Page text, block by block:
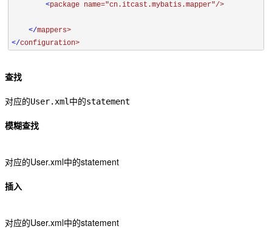
<package name="cn.itcast.mybatis.mapper"/>
</
</configuration>
查找
对应的User.xml中的statement
模糊查找
对应的User.xml中的statement
插入
对应的User.xml中的statement